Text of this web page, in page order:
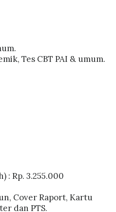
Tes CBT PAI & umum.
: Rp. 3.255.000
Cover Raport, Kartu
dan PTS.